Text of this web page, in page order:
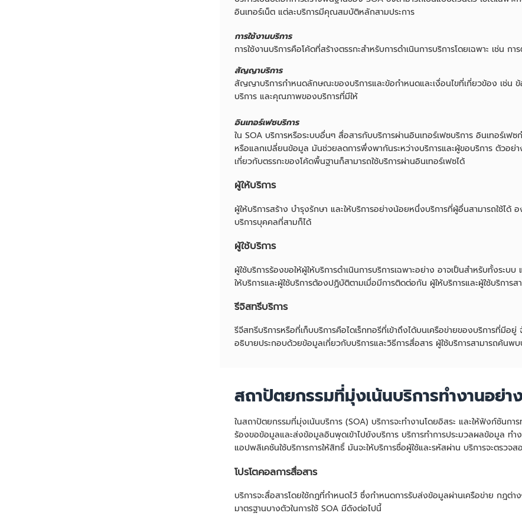
อินเทอร์เน็ต แต่ละบริการมีคุณสมบัติหลักสามประการ
การใช้งานบริการ
การใช้งานบริการคือโค้ดที่สร้างตรรกะสำหรับการดำเนินการบริการโดยเฉพาะ เช่น
สัญญาบริการ
สัญญาบริการกำหนดลักษณะของบริการและข้อกำหนดและเงื่อนไขที่เกี่ยวข้อง เช่น ข้
บริการ และคุณภาพของบริการที่มีให้
อินเทอร์เฟซบริการ
ใน SOA บริการหรือระบบอื่นๆ สื่อสารกับบริการผ่านอินเทอร์เฟซบริการ อินเทอร์เฟ
หรือแลกเปลี่ยนข้อมูล มันช่วยลดการพึ่งพากันระหว่างบริการและผู้ขอบริการ ตัวอย่า
เกี่ยวกับตรรกะของโค้ดพื้นฐานก็สามารถใช้บริการผ่านอินเทอร์เฟซได้
ผู้ให้บริการ
ผู้ให้บริการสร้าง บำรุงรักษา และให้บริการอย่างน้อยหนึ่งบริการที่ผู้อื่นสามารถใช้ได้
บริการบุคคลที่สามก็ได้
ผู้ใช้บริการ
ผู้ใช้บริการร้องขอให้ผู้ให้บริการดำเนินการบริการเฉพาะอย่าง อาจเป็นสำหรับทั้งร
ให้บริการและผู้ใช้บริการต้องปฏิบัติตามเมื่อมีการติดต่อกัน ผู้ให้บริการและผู้ใช้บริกา
รีจิสทรีบริการ
รีจีสทรีบริการหรือที่เก็บบริการคือไดเร็กทอรีที่เข้าถึงได้บนเครือข่ายของบริการที่มีอยู่
อธิบายประกอบด้วยข้อมูลเกี่ยวกับบริการและวิธีการสื่อสาร ผู้ใช้บริการสามารถค้นพ
สถาปัตยกรรมที่มุ่งเน้นบริการทำงานอย่า
ในสถาปัตยกรรมที่มุ่งเน้นบริการ (SOA) บริการจะทำงานโดยอิสระ และให้ฟังก์ชันก
ร้องขอข้อมูลและส่งข้อมูลอินพุดเข้าไปยังบริการ บริการทำการประมวลผลข้อมูล ทำ
แอปพลิเคชันใช้บริการการให้สิทธิ์ มันจะให้บริการชื่อผู้ใช้และรหัสผ่าน บริการจะตรว
โปรโตคอลการสื่อสาร
บริการจะสื่อสารโดยใช้กฎที่กำหนดไว้ ซึ่งกำหนดการรับส่งข้อมูลผ่านเครือข่าย กฎต่า
มาตรฐานบางตัวในการใช้ SOA มีดังต่อไปนี้